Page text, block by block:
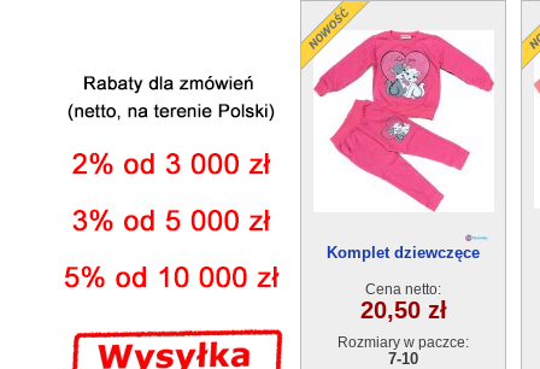
Komplet dziewczęce
Cena netto:
20,50 zł
Rozmiary w paczce:
7-10